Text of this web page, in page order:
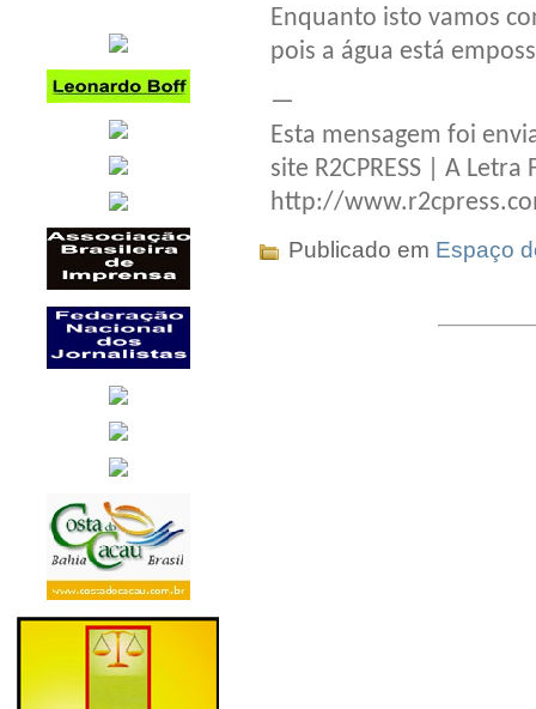
Enquanto isto vamos
pois a água está
—
Esta mensagem foi
site R2CPRESS | A
http://
Publicado em Espaço